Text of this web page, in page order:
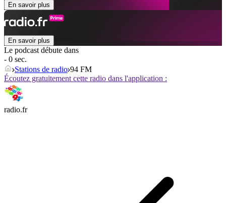
En savoir plus
En savoir plus
Le podcast débute dans
- 0 sec.
Stations de radio 94 FM
Écoutez gratuitement cette radio dans l'application :
radio.fr